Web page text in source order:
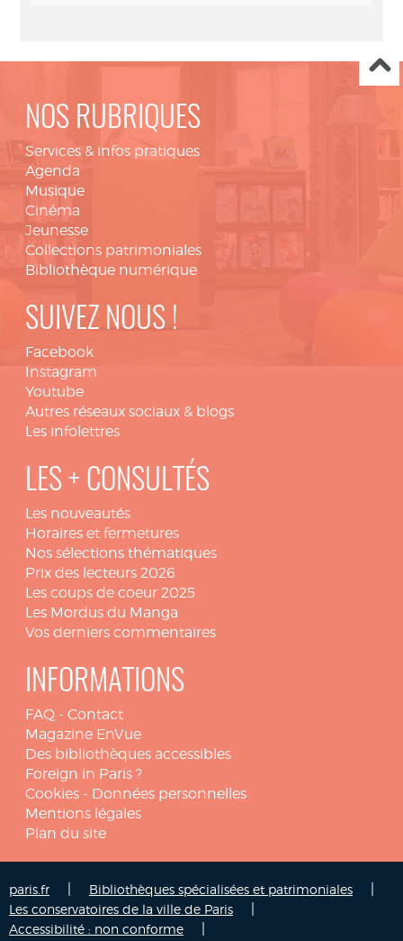
NOS RUBRIQUES
Services & infos pratiques
Agenda
Musique
Cinéma
Jeunesse
Collections patrimoniales
Bibliothèque numérique
SUIVEZ NOUS !
Facebook
Instagram
Youtube
Autres réseaux sociaux & blogs
Les infolettres
LES + CONSULTÉS
Les nouveautés
Horaires et fermetures
Nos sélections thématiques
Prix des lecteurs 2026
Les coups de coeur 2025
Les Mordus du Manga
Vos derniers commentaires
INFORMATIONS
FAQ - Contact
Magazine EnVue
Des bibliothèques accessibles
Foreign in Paris ?
Cookies - Données personnelles
Mentions légales
Plan du site
paris.fr Bibliothèques spécialisées et patrimoniales
Les conservatoires de la ville de Paris
Accessibilité : non conforme